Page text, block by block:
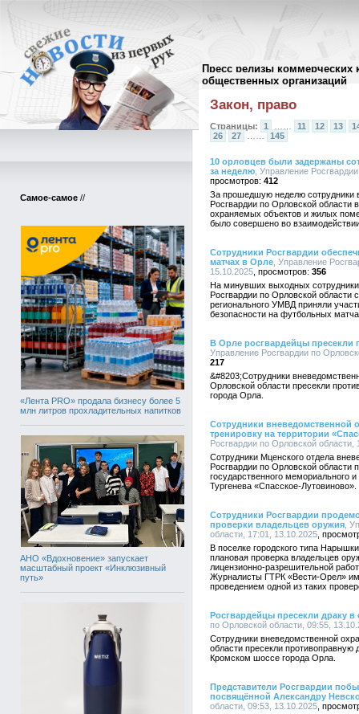
Пресс релизы коммерческих
общественных организаций
Самое-самое //
«Лента PRO» продала бизнесу более 5
млн литров прохладительных напитков
АНО «Вдохновение» запускает
масштабный проект «Инклюзивный
путь»
Архив пресс-релизов//
Закон, право
Страницы: 1 11 12 13
26
27 …… 145
10 орловцев были задержаны
за неделю , Управление
412
За прошедшую неделю сотрудники
Росгвардии по Орловской области
охраняемых объектов и жилых
было совершено во
Сотрудники Росгвардии
матчах в Орле , Управление
15.10.2025
356
На минувших выходных
Росгвардии по Орловской области
регионального УМВД приняли
безопасности на футбольных
В Орле росгвардейцы пресекли
Управление Росгвардии по
217
&#8203;Сотрудники
Орловской области пресекли
города Орла.
Сотрудники вневедомственной
тренировку на территории
Росгвардии по Орловской области,
Сотрудники Мценского отдела
Росгвардии по Орловской области
государственного мемориального
Тургенева «Спасское-Лутовиново».
Сотрудники Росгвардии
проверки владельцев оружия ,
области, 17:01, 13.10.2025
В поселке городского типа
плановая проверка владельцев
лицензионно-разрешительной
Журналисты ГТРК «Вести-Орел»
проведением одной из таких
Росгвардейцы пресекли драку в
по Орловской области, 09:55,
Сотрудники вневедомственной
области пресекли противоправную
Кромском шоссе города Орла.
Представители Росгвардии
посвящённой Александру
области, 09:53, 13.10.2025